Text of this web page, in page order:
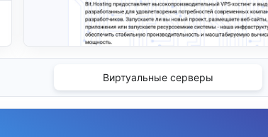
Виртуальные серверы